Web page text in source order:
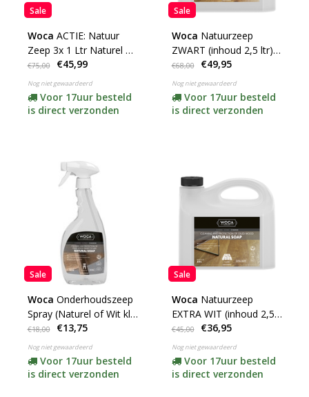
Sale
Woca ACTIE: Natuur
Zeep 3x 1 Ltr Naturel of
WIT
€75,00 €45,99
Nog niet gewaardeerd
Voor 17uur besteld
is direct verzonden
Sale
Woca Natuurzeep
ZWART (inhoud 2,5 ltr)
**
€68,00 €49,95
Nog niet gewaardeerd
Voor 17uur besteld
is direct verzonden
Sale
Woca Onderhoudszeep
Spray (Naturel of Wit klik
hier)
€18,00 €13,75
Nog niet gewaardeerd
Voor 17uur besteld
is direct verzonden
Sale
Woca Natuurzeep
EXTRA WIT (inhoud 2,5
ltr)
€45,00 €36,95
Nog niet gewaardeerd
Voor 17uur besteld
is direct verzonden